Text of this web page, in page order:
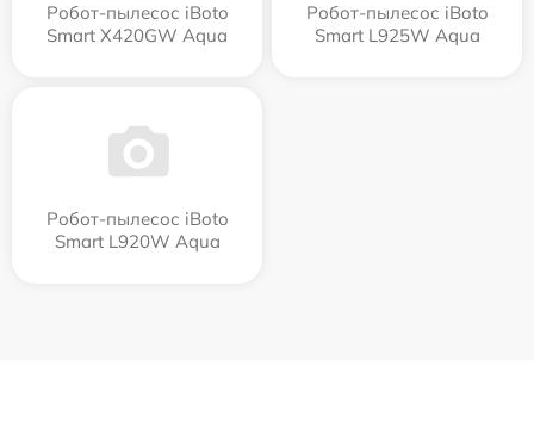
Робот-пылесос iBoto
Smart Х420GW Aqua
Робот-пылесос iBoto
Smart L925W Aqua
Робот-пылесос iBoto
Smart L920W Aqua